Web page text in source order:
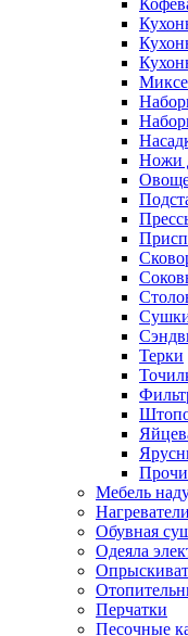
Ножи
Терки
Мебель
Обувная
Одеяла
Перчатки
Песочные